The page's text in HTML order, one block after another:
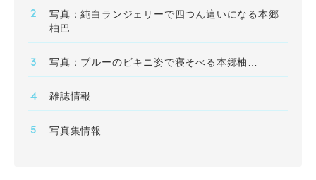
写真：純白ランジェリーで四つん這いになる本郷
柚巴
写真：ブルーのビキニ姿で寝そべる本郷柚巴
雑誌情報
写真集情報